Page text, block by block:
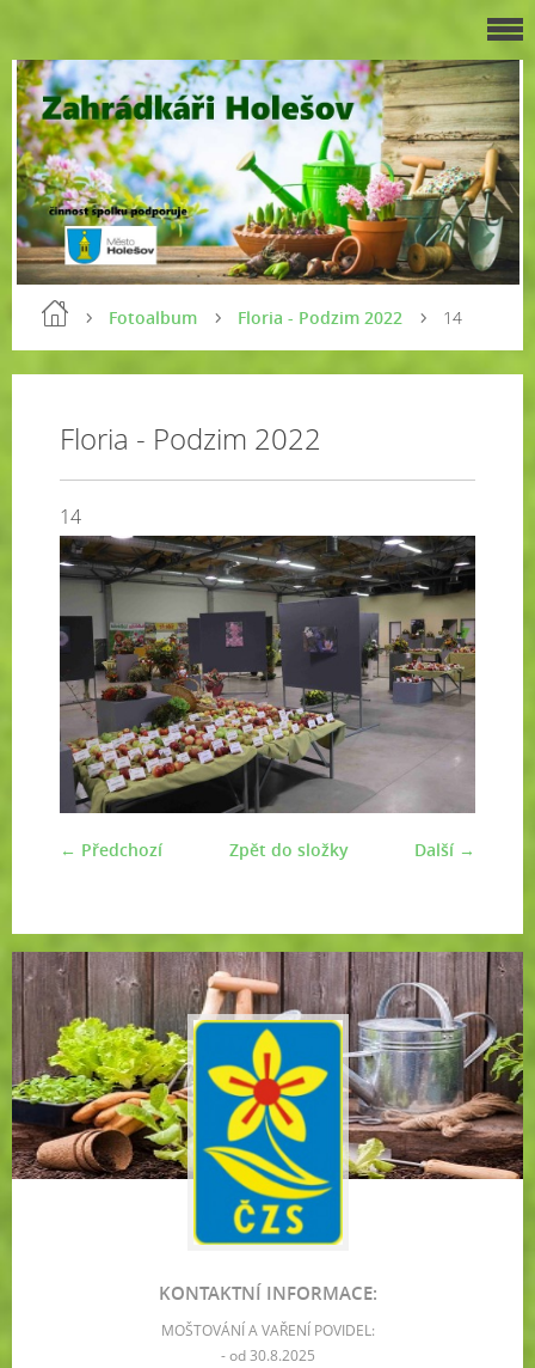
Fotoalbum Floria - Podzim 2022 14
Floria - Podzim 2022
14
← Předchozí Další →
Zpět do složky
KONTAKTNÍ INFORMACE:
MOŠTOVÁNÍ A VAŘENÍ POVIDEL:
- od 30.8.2025